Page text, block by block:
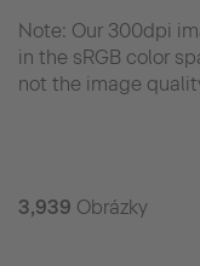
Note: Our 300dpi
in the sRGB color
not the image
3,939 Obrázky